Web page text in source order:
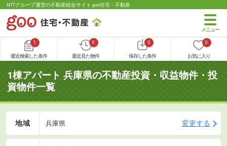
NTTグループ運営の不動産総合サイト goo住宅・不動産
1
最近検索した条件
0
最近見た物件
0
保存した条件
0
お気に入り
1棟アパート 兵庫県の不動産投資・収益物件・投
資物件一覧
地域 兵庫県 変更する